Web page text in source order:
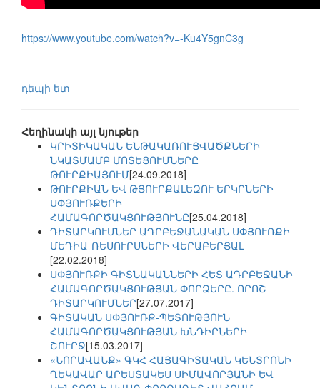
https://www.youtube.com/watch?v=-Ku4Y5gnC3g
դեպի ետ
Հեղինակի այլ նյութեր
ԿՐԻՏԻԿԱԿԱՆ ԵՆԹԱԿԱՌՈՒՑՎԱԾՔՆԵՐԻ
ՆԿԱՏՄԱՄԲ ՄՈՏԵՑՈՒՄՆԵՐԸ
ԹՈՒՐՔԻԱՅՈՒՄ[24.09.2018]
ԹՈՒՐՔԻԱՆ ԵՎ ԹՅՈՒՐՔԱԼԵԶՈՒ ԵՐԿՐՆԵՐԻ
ՍՓՅՈՒՌՔԵՐԻ
ՀԱՄԱԳՈՐԾԱԿՑՈՒԹՅՈՒՆԸ[25.04.2018]
ԴԻՏԱՐԿՈՒՄՆԵՐ ԱԴՐԲԵՋԱՆԱԿԱՆ ՍՓՅՈՒՌՔԻ
ՄԵԴԻԱ-ՌԵՍՈՒՐՍՆԵՐԻ ՎԵՐԱԲԵՐՅԱԼ
[22.02.2018]
ՍՓՅՈՒՌՔԻ ԳԻՏՆԱԿԱՆՆԵՐԻ ՀԵՏ ԱԴՐԲԵՋԱՆԻ
ՀԱՄԱԳՈՐԾԱԿՑՈՒԹՅԱՆ ՓՈՐՁԵՐԸ. ՈՐՈՇ
ԴԻՏԱՐԿՈՒՄՆԵՐ[27.07.2017]
ԳԻՏԱԿԱՆ ՍՓՅՈՒՌՔ-ՊԵՏՈՒԹՅՈՒՆ
ՀԱՄԱԳՈՐԾԱԿՑՈՒԹՅԱՆ ԽՆԴԻՐՆԵՐԻ
ՇՈՒՐՋ[15.03.2017]
«ՆՈՐԱՎԱՆՔ» ԳԿՀ ՀԱՅԱԳԻՏԱԿԱՆ ԿԵՆՏՐՈՆԻ
ՂԵԿԱՎԱՐ ԱՐԵՍՏԱԿԵՍ ՍԻՄԱՎՈՐՅԱՆԻ ԵՎ